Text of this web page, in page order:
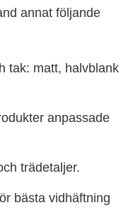
annat följande
tak: matt, halvblank
anpassade
trädetaljer.
bästa vidhäftning